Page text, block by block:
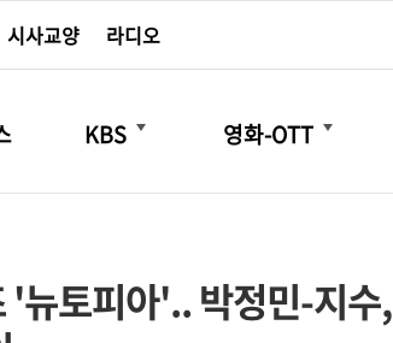
시사교양 라디오
KBS
더보기
영화-OTT
더보기
'뉴토피아'.. 박정민-지수,